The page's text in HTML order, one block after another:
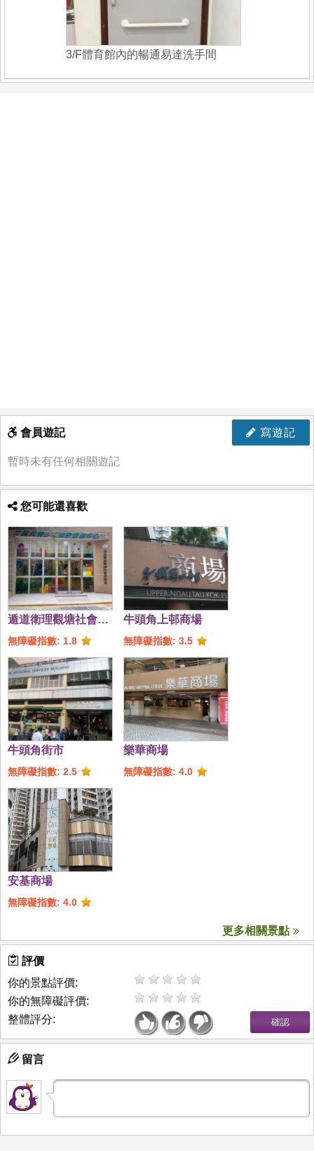
3/F體育館內的暢通易達洗手間
寫遊記
會員遊記
暫時未有任何相關遊記
您可能還喜歡
遁道衛理觀塘社會服
務處(牛頭角青少年綜
合服務中心)
無障礙指數: 1.8
牛頭角上邨商場
無障礙指數: 3.5
牛頭角街市
無障礙指數: 2.5
樂華商場
無障礙指數: 4.0
安基商場
無障礙指數: 4.0
更多相關景點
評價
你的景點評價:
你的無障礙評價:
整體評分:
留言